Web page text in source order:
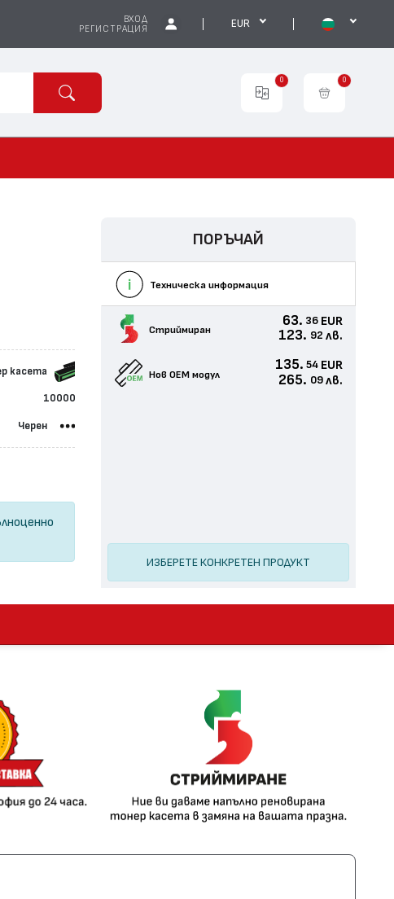
ВХОД
РЕГИСТРАЦИЯ
EUR
0 0
касета
10000
Черен
ПОРЪЧАЙ
Техническа информация
Стриймиран
63. 36 EUR
123. 92 лв.
Нов ОЕМ модул
135. 54 EUR
265. 09 лв.
ИЗБЕРЕТЕ КОНКРЕТЕН ПРОДУКТ